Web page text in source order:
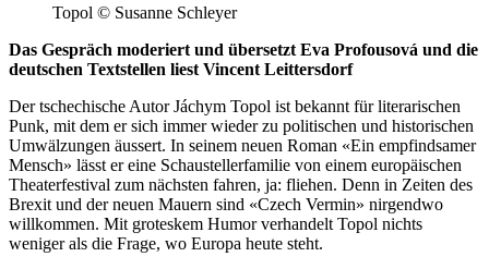
Topol © Susanne Schleyer
Das Gespräch moderiert und übersetzt Eva Profousová und die
deutschen Textstellen liest Vincent Leittersdorf
Der tschechische AutorJáchym Topol ist bekannt für literarischen
Punk, mit dem er sich immer wieder zu politischen und historischen
Umwälzungen äussert. In seinem neuen Roman «Ein empfindsamer
Mensch» lässt er eine Schaustellerfamilie von einem europäischen
Theaterfestival zum nächsten fahren, ja: fliehen. Denn in Zeiten des
Brexit und der neuen Mauern sind «Czech Vermin» nirgendwo
willkommen. Mit groteskem Humor verhandelt Topol nichts
weniger als die Frage, wo Europa heute steht.